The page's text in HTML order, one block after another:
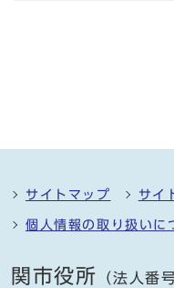
サイトマップ サイ
個人情報の取り扱いに
関市役所 （法人